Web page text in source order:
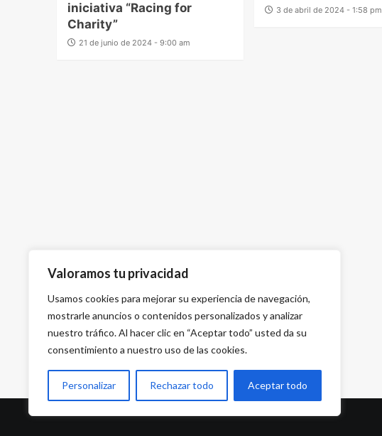
Valoramos tu privacidad
Usamos cookies para mejorar su experiencia de navegación,
mostrarle anuncios o contenidos personalizados y analizar
nuestro tráfico. Al hacer clic en “Aceptar todo” usted da su
consentimiento a nuestro uso de las cookies.
Personalizar Rechazar todo Aceptar todo
iniciativa “Racing for
Charity”
21 de junio de 2024 - 9:00 am
3 de abril de 2024 - 1:58 pm